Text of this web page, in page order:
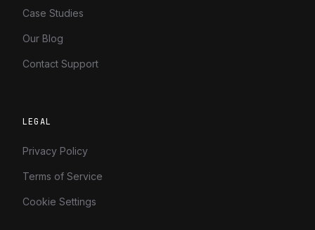
Case Studies
Our Blog
Contact Support
LEGAL
Privacy Policy
Terms of Service
Cookie Settings